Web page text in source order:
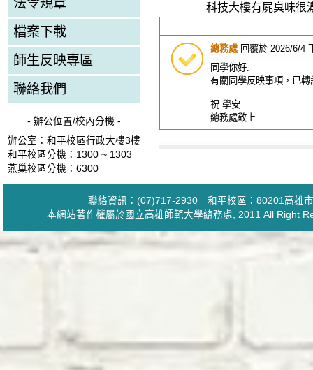
法令規章
檔案下載
師生反映專區
聯絡我們
- 辦公位置/校內分機 -
辦公室：和平校區行政大樓3樓
和平校區分機：1300 ~ 1303
燕巢校區分機：6300
科技大樓有屍臭味很
總務處 回覆於 2026/6/4
同學你好:
有關同學反映事項，已
祝 學安
總務處敬上
聯絡資訊：(07)717-2930 和平校區：80201高雄
本網站著作權屬於國立高雄師範大學總務處 , 2011 All Right